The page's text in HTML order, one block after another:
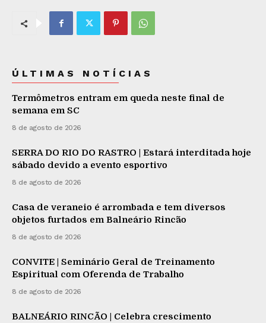
ÚLTIMAS NOTÍCIAS
Termômetros entram em queda neste final de
semana em SC
8 de agosto de 2026
SERRA DO RIO DO RASTRO | Estará interditada hoje
sábado devido a evento esportivo
8 de agosto de 2026
Casa de veraneio é arrombada e tem diversos
objetos furtados em Balneário Rincão
8 de agosto de 2026
CONVITE | Seminário Geral de Treinamento
Espiritual com Oferenda de Trabalho
8 de agosto de 2026
BALNEÁRIO RINCÃO | Celebra crescimento